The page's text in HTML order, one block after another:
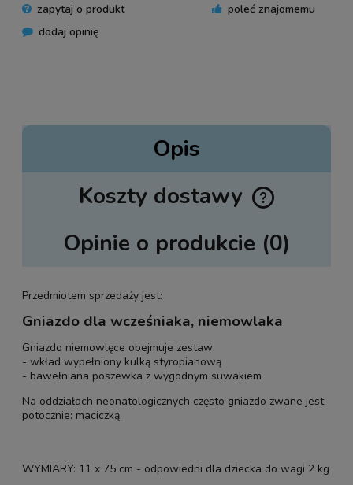
zapytaj o produkt
poleć znajomemu
dodaj opinię
Opis
Koszty dostawy
Cena nie zawiera ewentualnych kosztów płatności
Opinie o produkcie (0)
Przedmiotem sprzedaży jest:
Gniazdo dla wcześniaka, niemowlaka
Gniazdo niemowlęce obejmuje zestaw:
- wkład wypełniony kulką styropianową
- bawełniana poszewka z wygodnym suwakiem
Na oddziałach neonatologicznych często gniazdo zwane jest
potocznie: maciczką.
WYMIARY: 11 x 75 cm - odpowiedni dla dziecka do wagi 2 kg